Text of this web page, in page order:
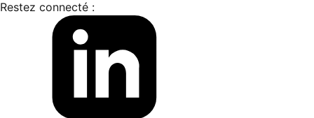
Restez connecté :